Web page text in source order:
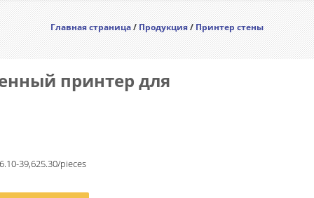
Главная страница/Продукция/Принтер стены
принтер для
39,625.30/pieces